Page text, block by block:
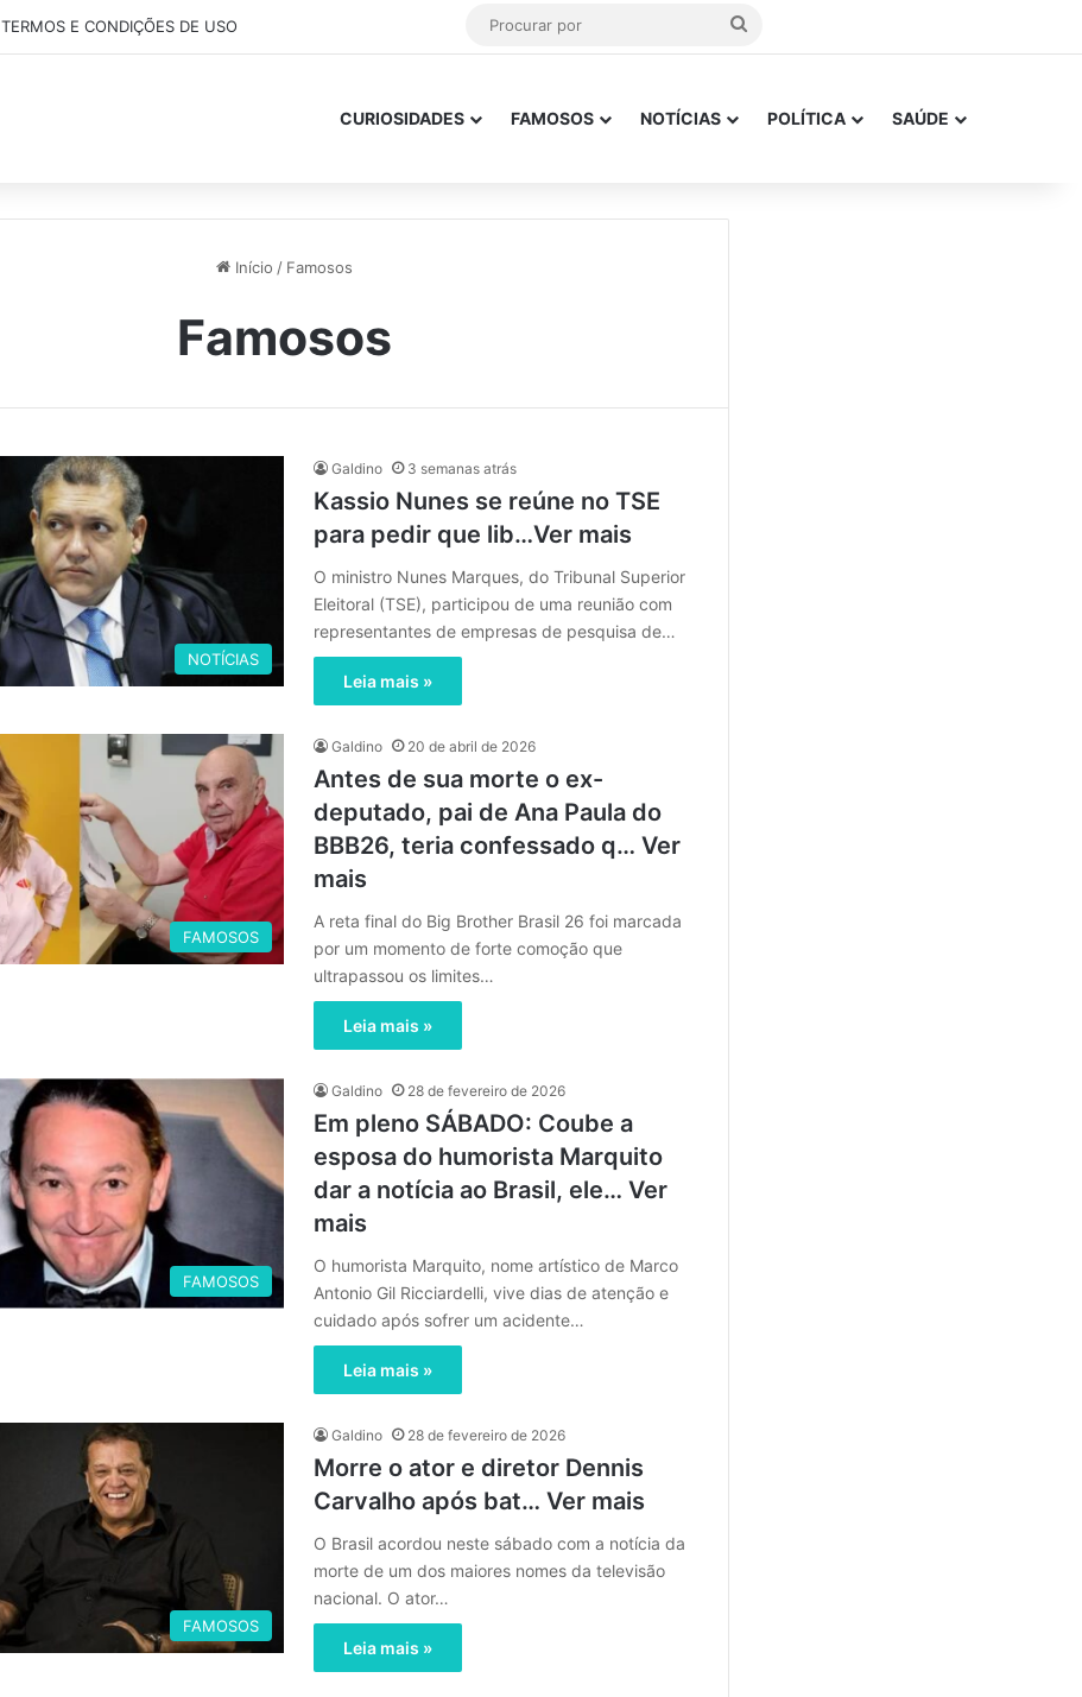
TERMOS E CONDIÇÕES DE USO
CURIOSIDADES FAMOSOS NOTÍCIAS POLÍTICA SAÚDE
Início / Famosos
Famosos
NOTÍCIAS
Galdino 3 semanas atrás
Kassio Nunes se reúne no TSE
para pedir que lib…Ver mais
O ministro Nunes Marques, do Tribunal Superior
Eleitoral (TSE), participou de uma reunião com
representantes de empresas de pesquisa de…
Leia mais »
FAMOSOS
Galdino 20 de abril de 2026
Antes de sua morte o ex-
deputado, pai de Ana Paula do
BBB26, teria confessado q… Ver
mais
A reta final do Big Brother Brasil 26 foi marcada
por um momento de forte comoção que
ultrapassou os limites…
Leia mais »
FAMOSOS
Galdino 28 de fevereiro de 2026
Em pleno SÁBADO: Coube a
esposa do humorista Marquito
dar a notícia ao Brasil, ele… Ver
mais
O humorista Marquito, nome artístico de Marco
Antonio Gil Ricciardelli, vive dias de atenção e
cuidado após sofrer um acidente…
Leia mais »
FAMOSOS
Galdino 28 de fevereiro de 2026
Morre o ator e diretor Dennis
Carvalho após bat… Ver mais
O Brasil acordou neste sábado com a notícia da
morte de um dos maiores nomes da televisão
nacional. O ator…
Leia mais »